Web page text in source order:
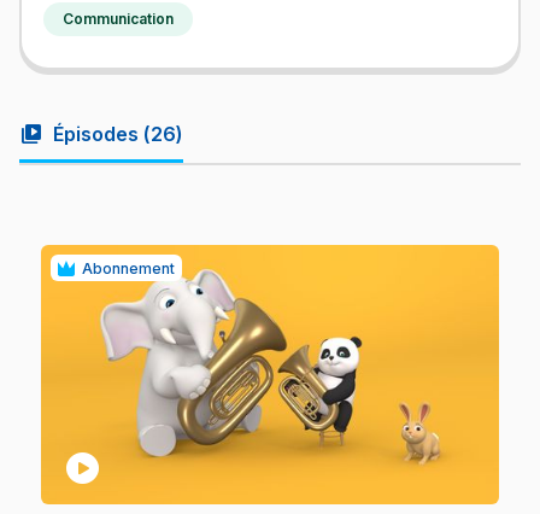
Communication
video_library Épisodes (26)
Abonnement
play_circle